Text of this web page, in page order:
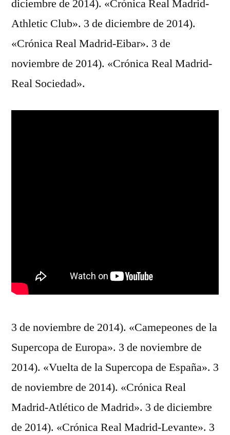
diciembre de 2014). «Crónica Real Madrid-
Athletic Club». 3 de diciembre de 2014).
«Crónica Real Madrid-Eibar». 3 de
noviembre de 2014). «Crónica Real Madrid-
Real Sociedad».
3 de noviembre de 2014). «Camepeones de la
Supercopa de Europa». 3 de noviembre de
2014). «Vuelta de la Supercopa de España». 3
de noviembre de 2014). «Crónica Real
Madrid-Atlético de Madrid». 3 de diciembre
de 2014). «Crónica Real Madrid-Levante». 3